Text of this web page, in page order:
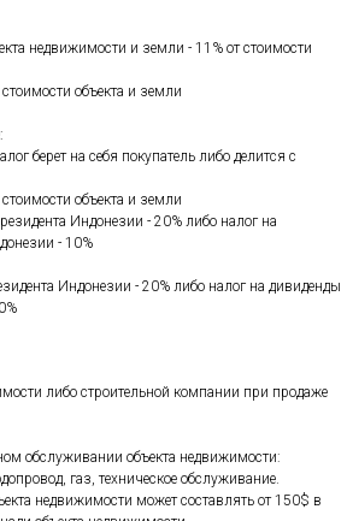
недвижимости и земли - 11% от стоимости
объекта и земли
берет на себя покупатель либо делится с
объекта и земли
Индонезии - 20% либо налог на
- 10%
Индонезии - 20% либо налог на дивиденды
либо строительной компании при продаже
обслуживании объекта недвижимости:
газ, техническое обслуживание.
недвижимости может составлять от 150$ в